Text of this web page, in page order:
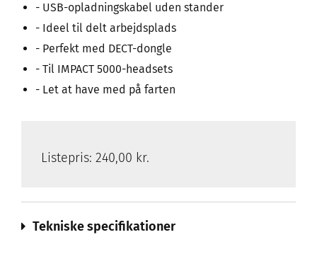
- USB-opladningskabel uden stander
- Ideel til delt arbejdsplads
- Perfekt med DECT-dongle
- Til IMPACT 5000-headsets
- Let at have med på farten
Listepris: 240,00 kr.
Tekniske specifikationer